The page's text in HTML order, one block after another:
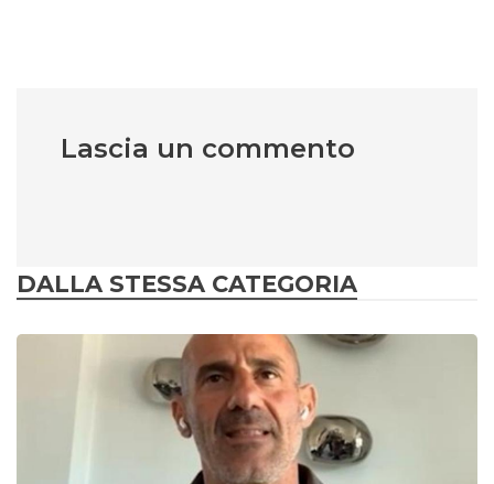
Lascia un commento
DALLA STESSA CATEGORIA